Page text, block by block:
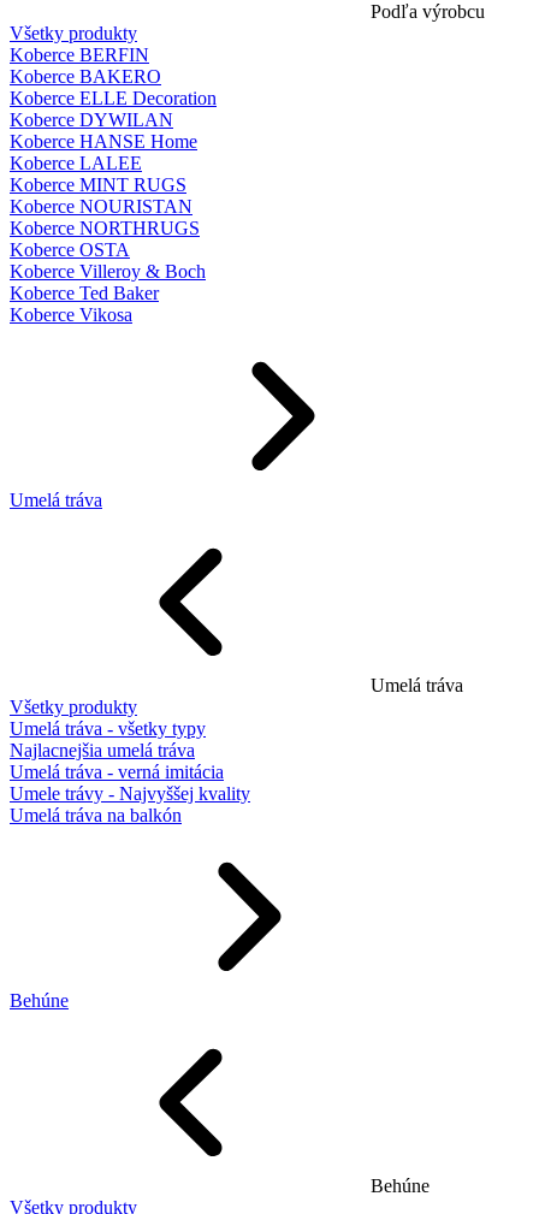
Podľa výrobcu
Všetky produkty
Koberce BERFIN
Koberce BAKERO
Koberce ELLE Decoration
Koberce DYWILAN
Koberce HANSE Home
Koberce LALEE
Koberce MINT RUGS
Koberce NOURISTAN
Koberce NORTHRUGS
Koberce OSTA
Koberce Villeroy & Boch
Koberce Ted Baker
Koberce Vikosa
Umelá tráva
Umelá tráva
Všetky produkty
Umelá tráva - všetky typy
Najlacnejšia umelá tráva
Umelá tráva - verná imitácia
Umele trávy - Najvyššej kvality
Umelá tráva na balkón
Behúne
Behúne
Všetky produkty